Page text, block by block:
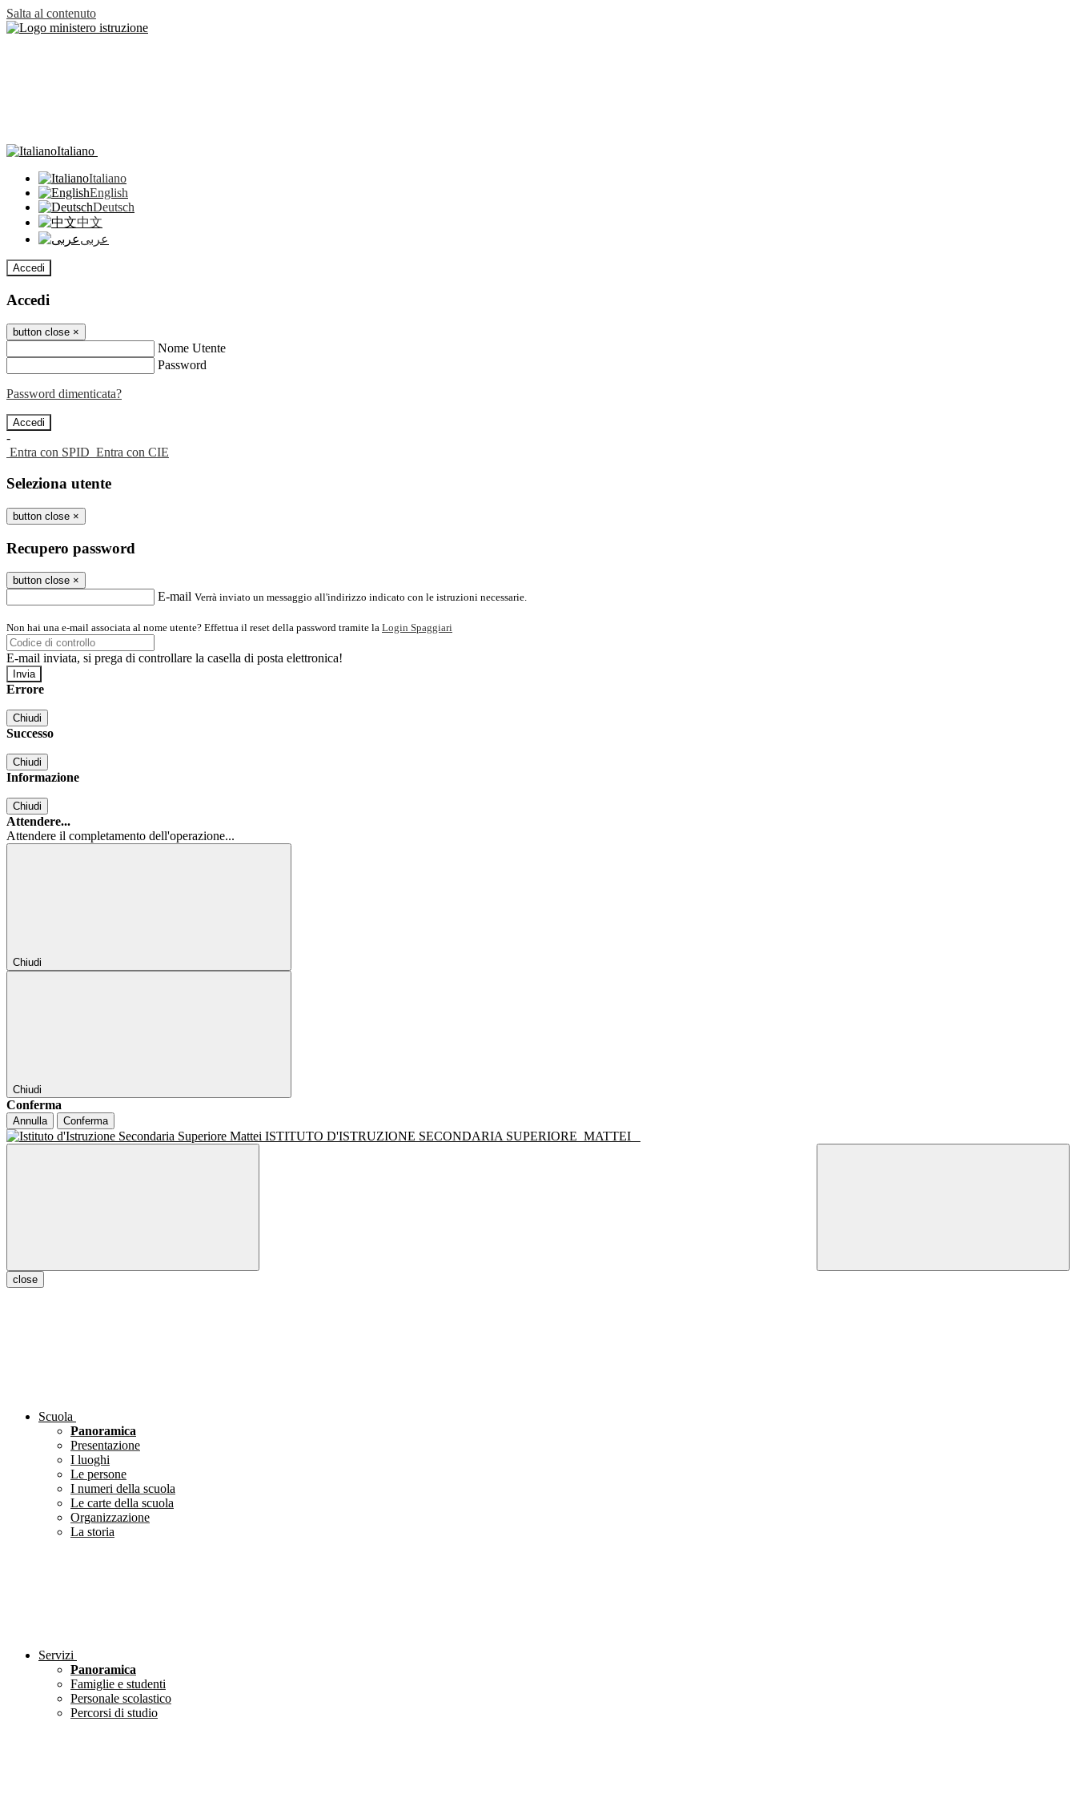
Salta al contenuto
Italiano
Italiano
English
Deutsch
中文
عربى
Accedi
Accedi
button close ×
Nome Utente
Password
Password dimenticata?
-
Entra con SPID Entra con CIE
Seleziona utente
button close ×
Recupero password
button close ×
E-mail Verrà inviato un messaggio all'indirizzo indicato con le istruzioni necessarie.
Non hai una e-mail associata al nome utente? Effettua il reset della password tramite la Login Spaggiari
E-mail inviata, si prega di controllare la casella di posta elettronica!
Errore
Chiudi
Successo
Chiudi
Informazione
Chiudi
Attendere...
Attendere il completamento dell'operazione...
Chiudi
Chiudi
Conferma
Annulla Conferma
ISTITUTO D'ISTRUZIONE SECONDARIA SUPERIORE MATTEI
close
Scuola
Panoramica
Presentazione
I luoghi
Le persone
I numeri della scuola
Le carte della scuola
Organizzazione
La storia
Servizi
Panoramica
Famiglie e studenti
Personale scolastico
Percorsi di studio